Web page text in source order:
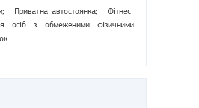
- Приватна автостоянка; - Фітнес-
осіб з обмеженими фізичними